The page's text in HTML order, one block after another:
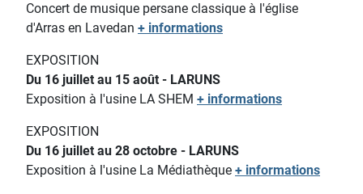
Concert de musique persane classique à l'église
d'Arras en Lavedan + informations
EXPOSITION
Du 16 juillet au 15 août - LARUNS
Exposition à l'usine LA SHEM + informations
EXPOSITION
Du 16 juillet au 28 octobre - LARUNS
Exposition à l'usine La Médiathèque + informations